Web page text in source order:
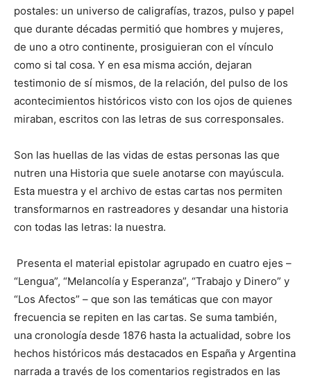
postales: un universo de caligrafías, trazos, pulso y papel
que durante décadas permitió que hombres y mujeres,
de uno a otro continente, prosiguieran con el vínculo
como si tal cosa. Y en esa misma acción, dejaran
testimonio de sí mismos, de la relación, del pulso de los
acontecimientos históricos visto con los ojos de quienes
miraban, escritos con las letras de sus corresponsales.
Son las huellas de las vidas de estas personas las que
nutren una Historia que suele anotarse con mayúscula.
Esta muestra y el archivo de estas cartas nos permiten
transformarnos en rastreadores y desandar una historia
con todas las letras: la nuestra.
Presenta el material epistolar agrupado en cuatro ejes –
“Lengua”, “Melancolía y Esperanza”, “Trabajo y Dinero” y
“Los Afectos” – que son las temáticas que con mayor
frecuencia se repiten en las cartas. Se suma también,
una cronología desde 1876 hasta la actualidad, sobre los
hechos históricos más destacados en España y Argentina
narrada a través de los comentarios registrados en las